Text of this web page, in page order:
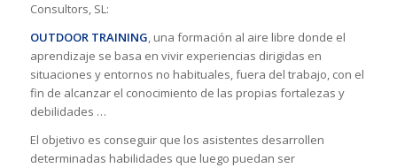
Consultors, SL:
OUTDOOR TRAINING, una formación al aire libre donde el
aprendizaje se basa en vivir experiencias dirigidas en
situaciones y entornos no habituales, fuera del trabajo, con el
fin de alcanzar el conocimiento de las propias fortalezas y
debilidades …
El objetivo es conseguir que los asistentes desarrollen
determinadas habilidades que luego puedan ser